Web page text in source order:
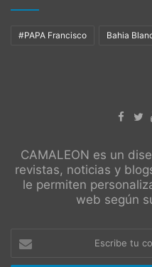
#PAPA Francisco Bahia
CAMALEON es un
revistas, noticias y
le permiten
web según
Escribe
tu